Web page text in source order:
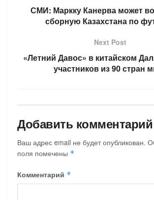
СМИ: Маркку Канерва может
сборную Казахстана по
Next Post
«Летний Давос» в китайском
участников из 90 стран
Добавить комментарий
Ваш адрес email не будет опубликован.
поля помечены *
Комментарий *